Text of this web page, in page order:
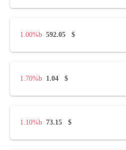
$
592.05
1.00%
$
1.04
1.70%
$
73.15
1.10%